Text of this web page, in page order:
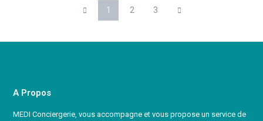
1 2 3
A Propos
MEDI Conciergerie, vous accompagne et vous propose un service de